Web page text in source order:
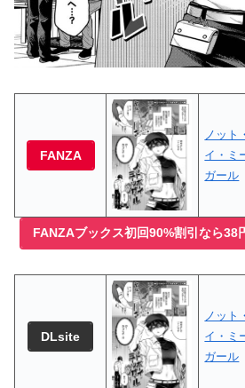
FANZA
ノット
イ・ミ
ガール
FANZAブックス初回90%割引なら38
DLsite
ノット
イ・ミ
ガール